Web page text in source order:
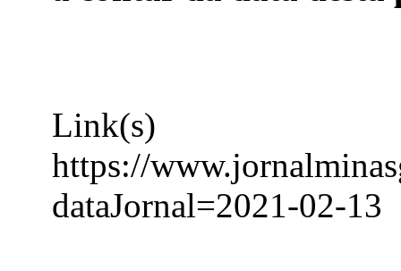
https://
dataJornal=2021-02-13